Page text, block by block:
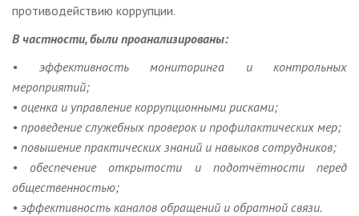
противодействию коррупции.
В частности, были проанализированы:
• эффективность мониторинга и контрольных
мероприятий;
• оценка и управление коррупционными рисками;
• проведение служебных проверок и профилактических мер;
• повышение практических знаний и навыков сотрудников;
• обеспечение открытости и подотчётности перед
общественностью;
• эффективность каналов обращений и обратной связи.